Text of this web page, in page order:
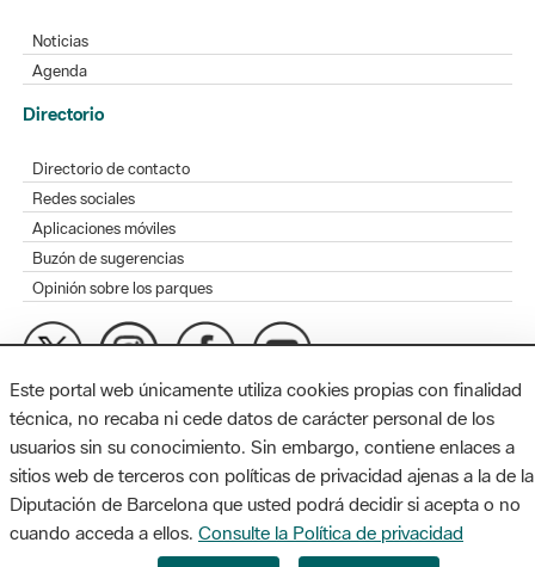
Noticias
Agenda
Directorio
Directorio de contacto
Redes sociales
Aplicaciones móviles
Buzón de sugerencias
Opinión sobre los parques
MAPA WEB
Diputación de Barcelona. Edifici Llacuna, 1a planta. Badajoz, 49.
08005 Barcelona. Tel. 934 022 428 / xarxaparcs@diba.cat
Este portal web únicamente utiliza cookies propias con finalidad
técnica, no recaba ni cede datos de carácter personal de los
usuarios sin su conocimiento. Sin embargo, contiene enlaces a
sitios web de terceros con políticas de privacidad ajenas a la de la
Diputación de Barcelona que usted podrá decidir si acepta o no
cuando acceda a ellos. Consulte la Política de privacidad